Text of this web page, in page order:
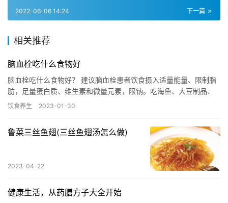
下一篇
2022-06-06 14:24
相关推荐
脑血栓吃什么食物好
脑血栓吃什么食物好？ 建议脑血栓患者饮食摄入适量能量、限制脂
肪，足量蛋白质、维生素和微量元素，限钠。吃海鱼、大豆制品、
低脂乳类、粗杂粮杂豆薯类、应季新鲜蔬果等食物比较好。 脑血栓
饮食养生 2023-01-30
鲁菜三丝鱼翅(三丝鱼翅汤怎么做)
2023-04-22
健康生活，从药膳方子大全开始